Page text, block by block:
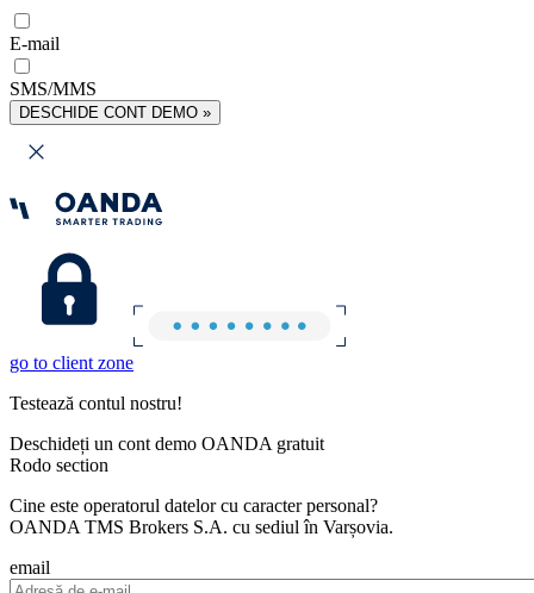
E-mail
SMS/MMS
DESCHIDE CONT DEMO »
go to client zone
Testează contul nostru!
Deschideți un cont demo OANDA gratuit
Rodo section
Cine este operatorul datelor cu caracter personal?
OANDA TMS Brokers S.A. cu sediul în Varșovia.
email